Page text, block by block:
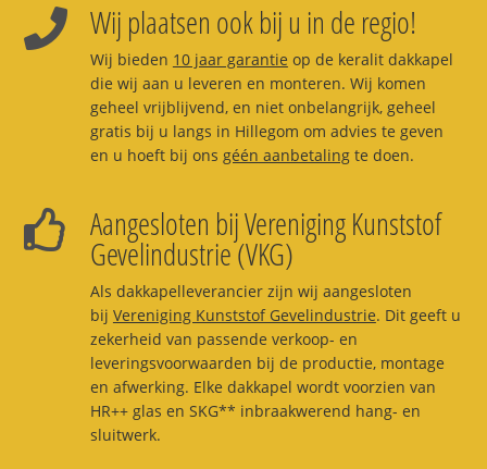
Wij plaatsen ook bij u in de regio!
Wij bieden 10 jaar garantie op de keralit dakkapel
die wij aan u leveren en monteren. Wij komen
geheel vrijblijvend, en niet onbelangrijk, geheel
gratis bij u langs in Hillegom om advies te geven
en u hoeft bij ons géén aanbetalingte doen.
Aangesloten bij Vereniging Kunststof
Gevelindustrie (VKG)
Als dakkapelleverancier zijn wij aangesloten
bij Vereniging Kunststof Gevelindustrie. Dit geeft u
zekerheid van passende verkoop- en
leveringsvoorwaarden bij de productie, montage
en afwerking. Elke dakkapel wordt voorzien van
HR++ glas en SKG** inbraakwerend hang- en
sluitwerk.